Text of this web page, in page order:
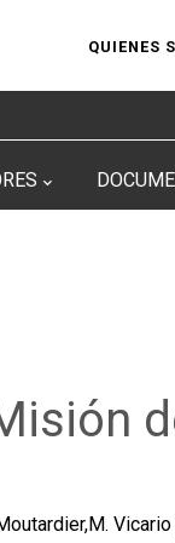
QUIENES